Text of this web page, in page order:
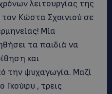
λειτουργίας της
τον Κώστα Σχοινιού σε
Μία
τα παιδιά να
και
την ψυχαγωγία. Μαζί
Γκούφυ , τρεις